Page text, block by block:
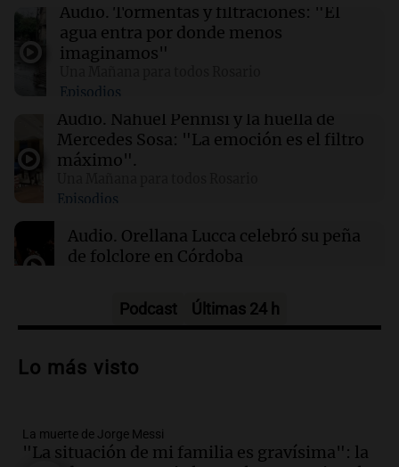
El Pentágono solicita a la industria de defensa
un aumento en la producción de armas
01:31 Ciencia
Reducir alimentos dulces no disminuye
antojos ni mejora la salud, según estudio
01:29 Mundo
El lago Mead alcanza su nivel más bajo en 90
años, evidenciando la crisis hídrica en EE.UU.
Audio. Tormentas y filtraciones: "El
agua entra por donde menos
imaginamos"
Episodios
Audio. Nahuel Pennisi y la huella de
Mercedes Sosa: "La emoción es el filtro
máximo".
Episodios
Audio. Orellana Lucca celebró su peña
de folclore en Córdoba
Audio.Trágico accidente en Mendoza:
vehículos desde un puente
Audio.Tragedia en Mendoza: un muerto
y cinco heridos tras caer dos autos desde
Podcast Últimas 24 h
Lo más visto
La muerte de Jorge Messi
"La situación de mi familia es gravísima": la